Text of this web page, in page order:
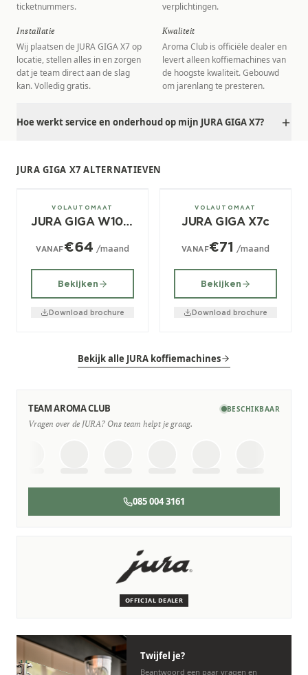
ticketnummers.
verplichtingen.
Installatie
Wij plaatsen de JURA GIGA X7 op
locatie, stellen alles in en zorgen
dat je team direct aan de slag
kan. Volledig gratis.
Kwaliteit
Aroma Club is officiële dealer en
levert alleen koffiemachines van
de hoogste kwaliteit. Gebouwd
om jarenlang te presteren.
Hoe werkt service en onderhoud op mijn JURA GIGA X7?
JURA GIGA X7 ALTERNATIEVEN
± 180/dag
VOLAUTOMAAT
JURA GIGA W10 (EA)
VANAF€64 /maand
Bekijken
Download brochure
± 150/dag
VOLAUTOMAAT
JURA GIGA X7c
VANAF€71 /maand
Bekijken
Download brochure
Bekijk alle JURA koffiemachines
TEAM AROMA CLUB BESCHIKBAAR
Vragen over de JURA? Ons team helpt je graag.
085 004 3161
OFFICIAL DEALER
Wij staan voor je klaar
Deskundige monteurs die verstand hebben van JURA
Persoonlijk, snel en zonder gedoe.
Twijfel je?
Beantwoord een paar vragen en